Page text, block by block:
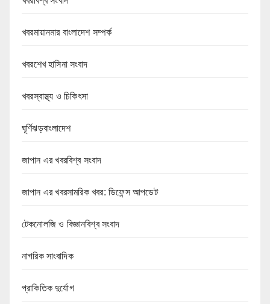
খবরমায়ানমার বাংলাদেশ সম্পর্ক
খবরশেখ হাসিনা সংবাদ
খবরস্বাস্থ্য ও চিকিৎসা
ঘূর্ণিঝড়বাংলাদেশ
জাপান এর খবরবিশ্ব সংবাদ
জাপান এর খবরসামরিক খবর: ডিফেন্স আপডেট
টেকনোলজি ও বিজ্ঞানবিশ্ব সংবাদ
নাগরিক সাংবাদিক
প্রাকিতিক দুর্যোগ